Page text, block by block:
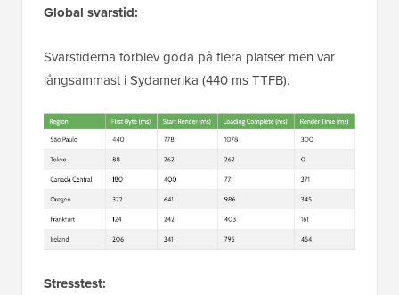
Global svarstid:
Svarstiderna förblev goda på flera platser men var
långsammast i Sydamerika (440 ms TTFB).
Stresstest: